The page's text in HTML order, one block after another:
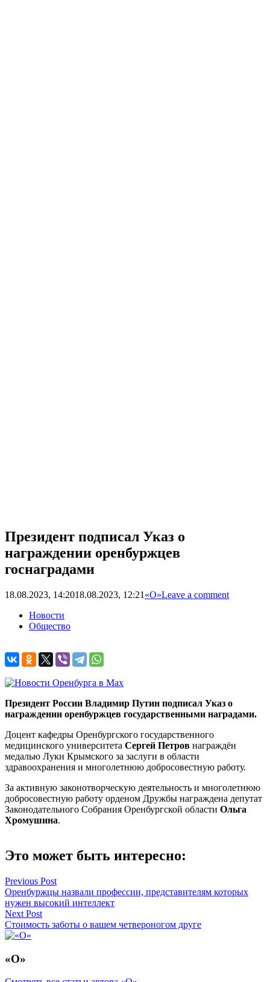
Президент подписал Указ о
награждении оренбуржцев
госнаградами
18.08.2023, 14:2018.08.2023, 12:21 «О»Leave a comment
Новости
Общество
Президент России Владимир Путин подписал Указ о
награждении оренбуржцев государственными наградами.
Доцент кафедры Оренбургского государственного
медицинского университета Сергей Петров награждён
медалью Луки Крымского за заслуги в области
здравоохранения и многолетнюю добросовестную работу.
За активную законотворческую деятельность и многолетнюю
добросовестную работу орденом Дружбы награждена депутат
Законодательного Собрания Оренбургской области Ольга
Хромушина.
Это может быть интересно:
Навигация
по
записям
Previous Post
Оренбуржцы назвали профессии, представителям которых
нужен высокий интеллект
Next Post
Стоимость заботы о вашем четвероногом друге
«О»